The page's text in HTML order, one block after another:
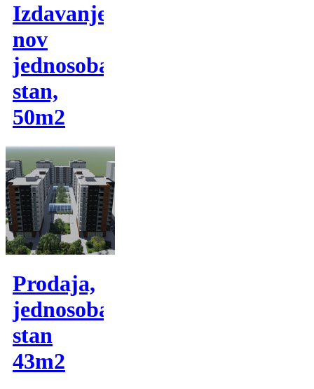
Izdavanje,
nov
jednosoban
stan,
50m2
Prodaja,
jednosoban
stan
43m2